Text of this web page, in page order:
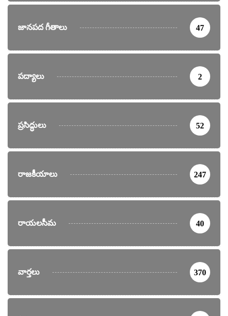
జానపద గీతాలు 47
పద్యాలు 2
ప్రసిద్ధులు 52
రాజకీయాలు 247
రాయలసీమ 40
వార్తలు 370